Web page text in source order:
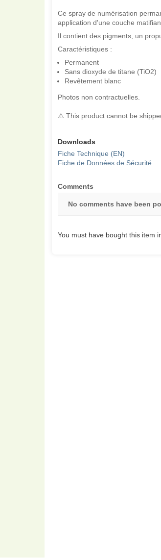
Ce spray de numérisation
application d'une couche
Il contient des pigments, un
Caractéristiques :
Permanent
Sans dioxyde de titane (TiO2)
Revêtement blanc
Photos non contractuelles.
⚠️ This product cannot be
Downloads
Fiche Technique (EN)
Fiche de Données de Sécurité
Comments
No comments have been
You must have bought this item